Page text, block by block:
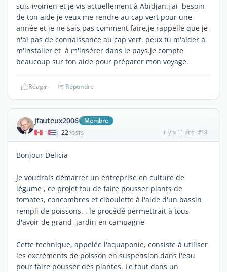
suis ivoirien et je vis actuellement à Abidjan.j'ai besoin
de ton aide je veux me rendre au cap vert pour une
année et je ne sais pas comment faire,je rappelle que je
n'ai pas de connaissance au cap vert. peux tu m'aider à
m'installer et à m'insérer dans le pays.je compte
beaucoup sur ton aide pour préparer mon voyage.
Réagir Répondre
jfauteux2006 Membre
| 22POSTS il y a 11 ans #18
Bonjour Delicia
Je voudrais démarrer un entreprise en culture de
légume , ce projet fou de faire pousser plants de
tomates, concombres et ciboulette à l'aide d'un bassin
rempli de poissons. , le procédé permettrait à tous
d'avoir de grand jardin en campagne
Cette technique, appelée l'aquaponie, consiste à utiliser
les excréments de poisson en suspension dans l'eau
pour faire pousser des plantes. Le tout dans un